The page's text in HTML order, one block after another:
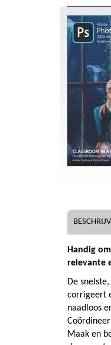
Handig
relevante
De
corrigeert
naadloos
Maak en